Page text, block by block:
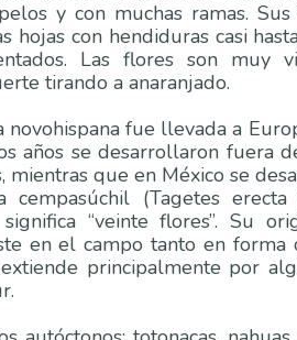
y con muchas ramas.
hojas con hendiduras casi
Las flores son muy
tirando a anaranjado.
novohispana fue llevada a
años se desarrollaron fuera
mientras que en México se
cempasúchil (Tagetes
“veinte flores”. Su
en el campo tanto en forma
principalmente por